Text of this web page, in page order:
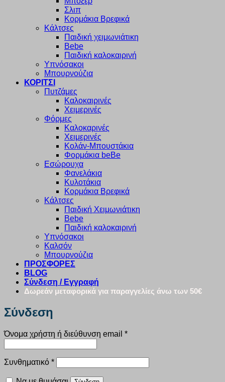
Σλιπ
Κορμάκια Βρεφικά
Κάλτσες
Παιδική χειμωνιάτικη
Bebe
Παιδική καλοκαιρινή
Υπνόσακοι
Μπουρνούζια
ΚΟΡΙΤΣΙ
Πυτζάμες
Καλοκαιρινές
Χειμερινές
Φόρμες
Καλοκαρινές
Χειμερινές
Κολάν-Μπουστάκια
Φορμάκια beBe
Εσώρουχα
Φανελάκια
Κυλοτάκια
Κορμάκια Βρεφικά
Κάλτσες
Παιδική Χειμωνιάτικη
Bebe
Παιδική καλοκαιρινή
Υπνόσακοι
Καλσόν
Μπουρνούζια
ΠΡΟΣΦΟΡΕΣ
BLOG
Σύνδεση / Εγγραφή
Δωρεάν μεταφορικά για παραγγελίες άνω των 50€
Σύνδεση
Όνομα χρήστη ή διεύθυνση email *Απαιτείται
Συνθηματικό *Απαιτείται